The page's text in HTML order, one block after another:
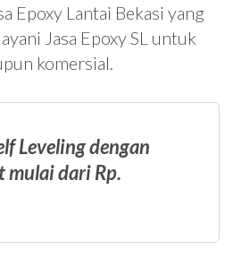
Epoxy Lantai Bekasi yang
Jasa Epoxy SL untuk
komersial.
Leveling dengan
mulai dari Rp.